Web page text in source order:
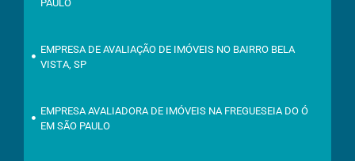
PAULO
EMPRESA DE AVALIAÇÃO DE IMÓVEIS NO BAIRRO BELA
VISTA, SP
EMPRESA AVALIADORA DE IMÓVEIS NA FREGUESEIA DO Ó
EM SÃO PAULO